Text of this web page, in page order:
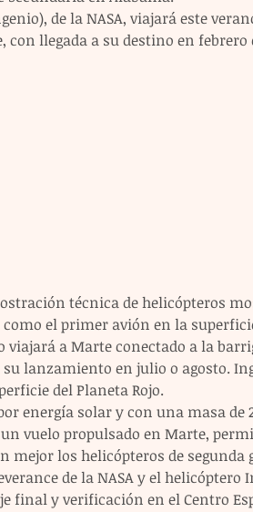
de la NASA, viajará este
con llegada a su destino en febrero
técnica de helicópteros
el primer avión en la
viajará a Marte conectado a la
lanzamiento en julio o agosto.
del Planeta Rojo.
energía solar y con una masa de
vuelo propulsado en Marte,
mejor los helicópteros de segunda
de la NASA y el
final y verificación en el Centro